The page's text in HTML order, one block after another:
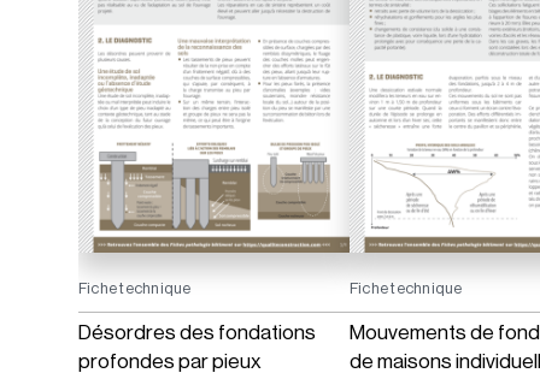
Fiche technique
Désordres des fondations
profondes par pieux
Fiche technique
Mouvements de
de maisons